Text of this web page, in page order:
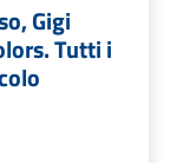
Gigi
Tutti i